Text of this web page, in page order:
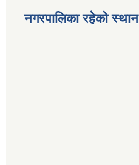
नगरपालिका रहेको स्थान